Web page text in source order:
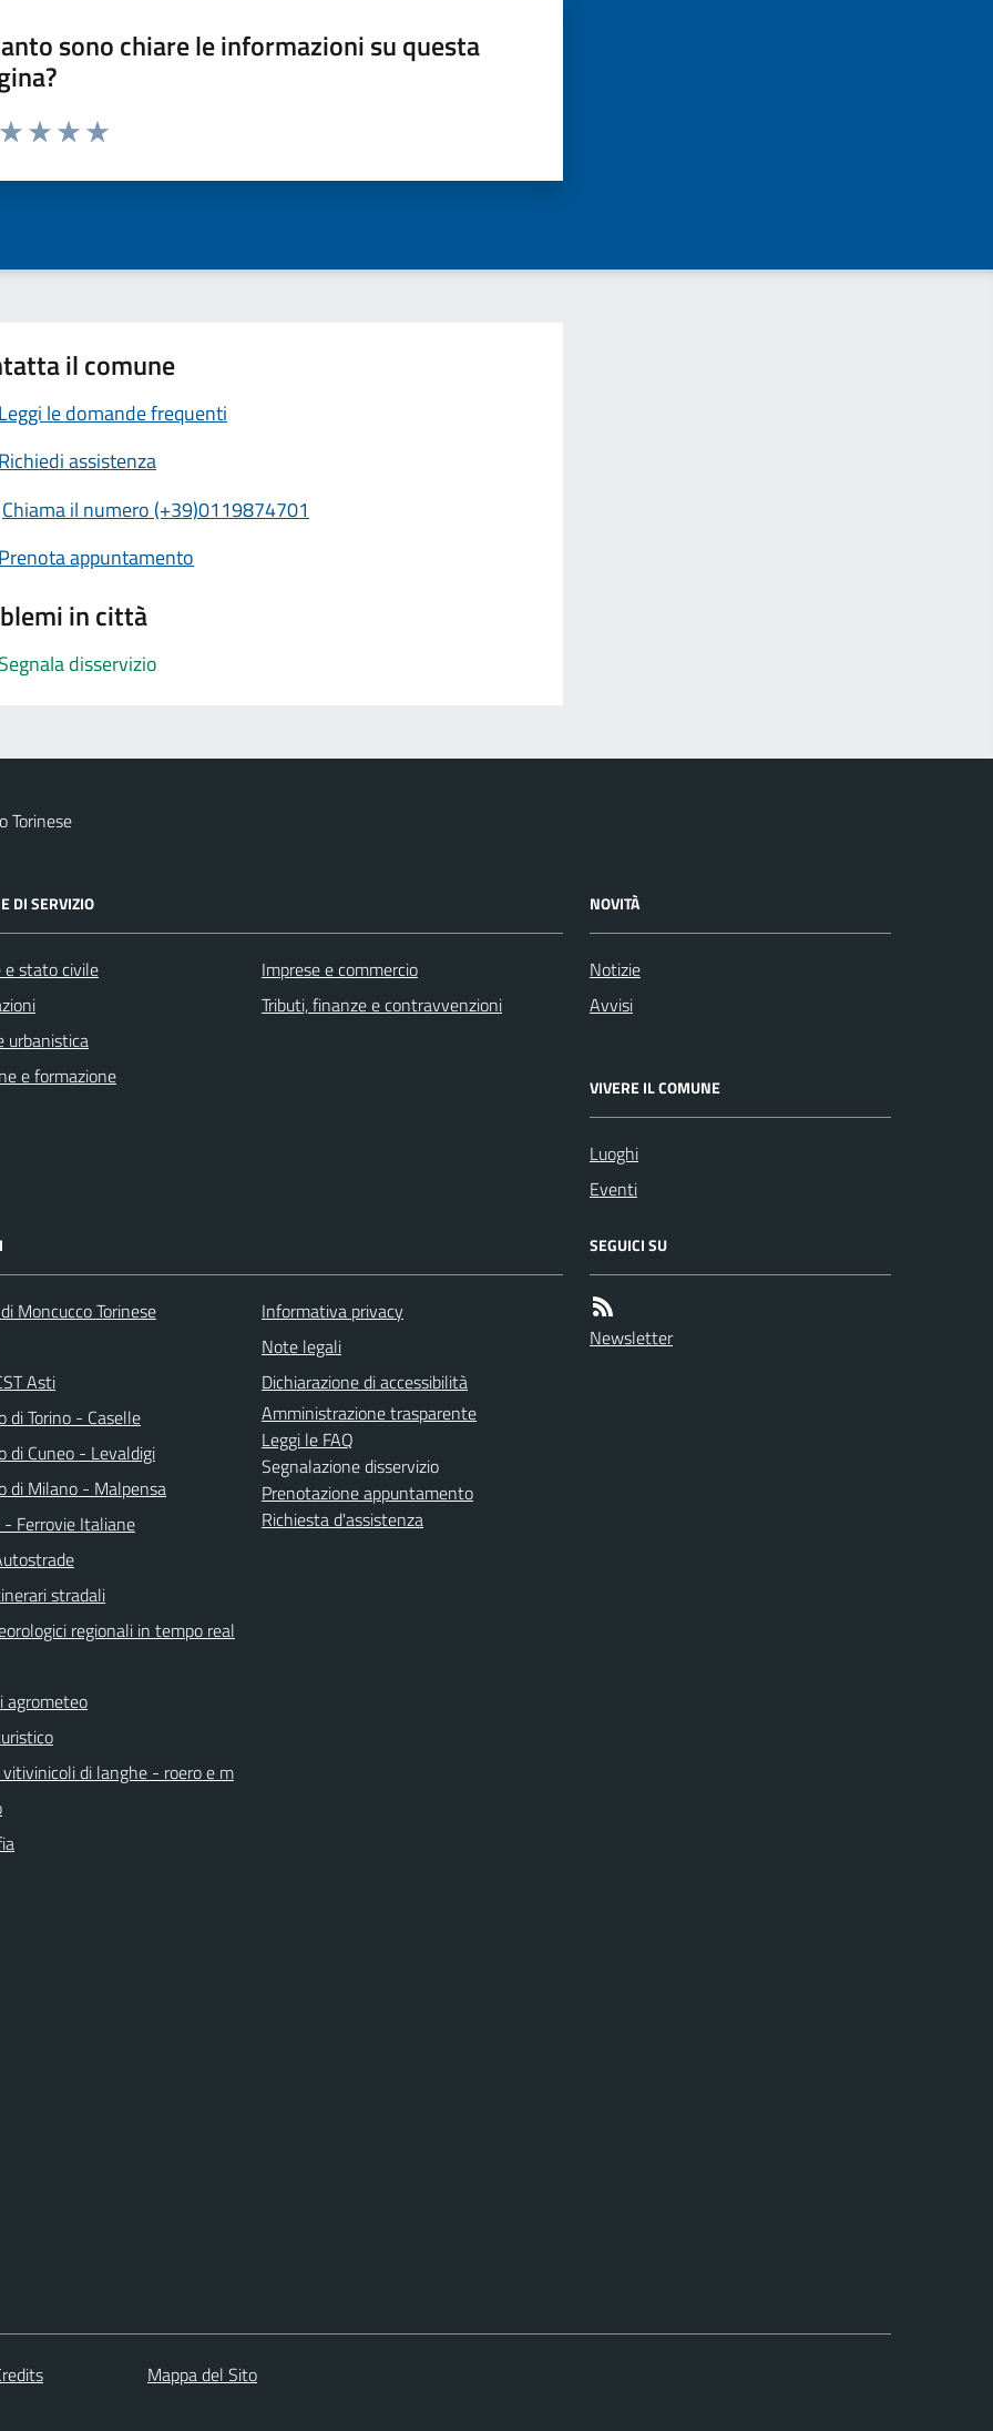
sono chiare le informazioni su questa
da 1 a 5 stelle la pagina
il comune
Leggi le domande frequenti
Richiedi assistenza
Chiama il numero (+39)0119874701
Prenota appuntamento
in città
Segnala disservizio
Torinese
DI SERVIZIO
e stato civile
urbanistica
e formazione
Imprese e commercio
Tributi, finanze e contravvenzioni
NOVITÀ
Notizie
Avvisi
VIVERE IL COMUNE
Luoghi
Eventi
Moncucco Torinese
Asti
di Torino - Caselle
di Cuneo - Levaldigi
di Milano - Malpensa
- Ferrovie Italiane
stradali
regionali in tempo real
agrometeo
vitivinicoli di langhe - roero e m
Informativa privacy
Note legali
Dichiarazione di accessibilità
Amministrazione trasparente
Leggi le FAQ
Segnalazione disservizio
Prenotazione appuntamento
Richiesta d'assistenza
SEGUICI SU
Newsletter
Mappa del Sito